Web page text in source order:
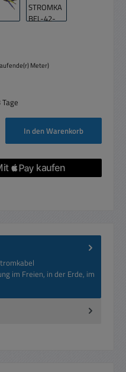
Meter)
ein oder benutze die Schaltflächen um
In den Warenkorb
im Freien, in der Erde, im